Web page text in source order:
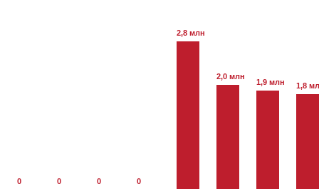
0 0 0 0
2,8 млн
2,0 млн
1,9 млн 1,8